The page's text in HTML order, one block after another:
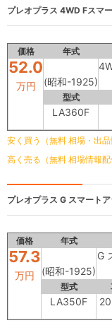
プレオプラス 4WD Fスマ
価格 年式
52.0
万円 (昭和-1925)
型式
LA360F
安く買う（無料 相場・出品
高く売る（無料 相場情報配
プレオプラス G スマート
価格 年式
57.3
万円 (昭和-1925)
G
型式
LA350F